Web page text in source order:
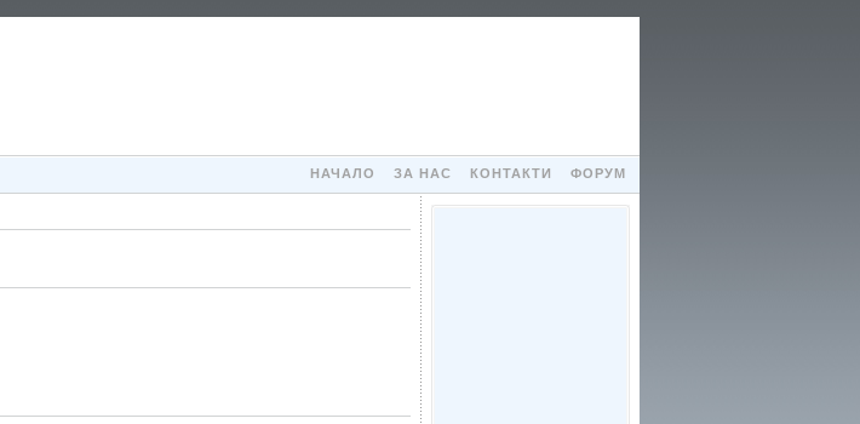
НАЧАЛО ЗА НАС КОНТАКТИ ФОРУМ